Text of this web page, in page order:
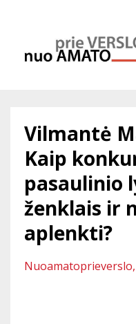
Vilmantė
Kaip
pasaulinio
ženklais ir
aplenkti?
Nuoamatoprieverslo